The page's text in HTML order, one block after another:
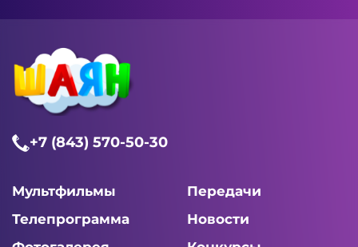
+7 (843) 570-50-30
Мультфильмы
Передачи
Телепрограмма
Новости